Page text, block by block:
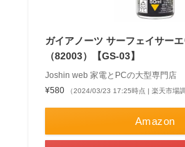
ガイアノーツ サーフェイサー
（82003）【GS-03】
Joshin web 家電とPCの大型専門店
¥580
（2024/03/23 17:25時点 | 楽天市場調
Amazon